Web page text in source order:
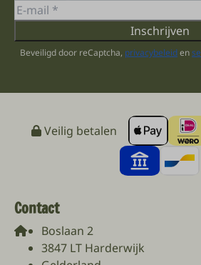
Inschrijven
Beveiligd door reCaptcha, privacybeleiden
Veilig betalen
Contact
Boslaan 2
3847 LT Harderwijk